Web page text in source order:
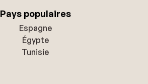
Pays populaires
Espagne
Égypte
Tunisie